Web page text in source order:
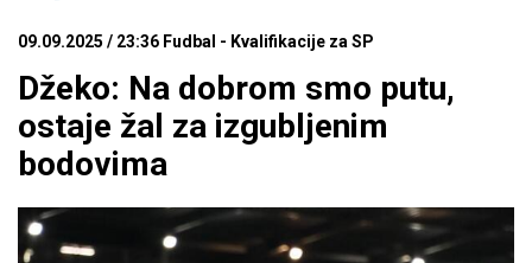
09.09.2025 / 23:36 Fudbal - Kvalifikacije za SP
Džeko: Na dobrom smo putu,
ostaje žal za izgubljenim
bodovima